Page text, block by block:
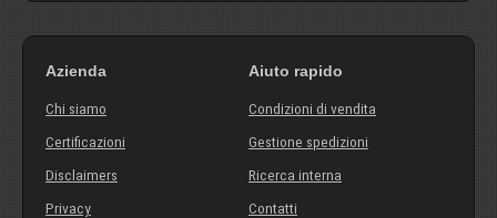
Azienda
Chi siamo
Certificazioni
Disclaimers
Privacy
Aiuto rapido
Condizioni di vendita
Gestione spedizioni
Ricerca interna
Contatti